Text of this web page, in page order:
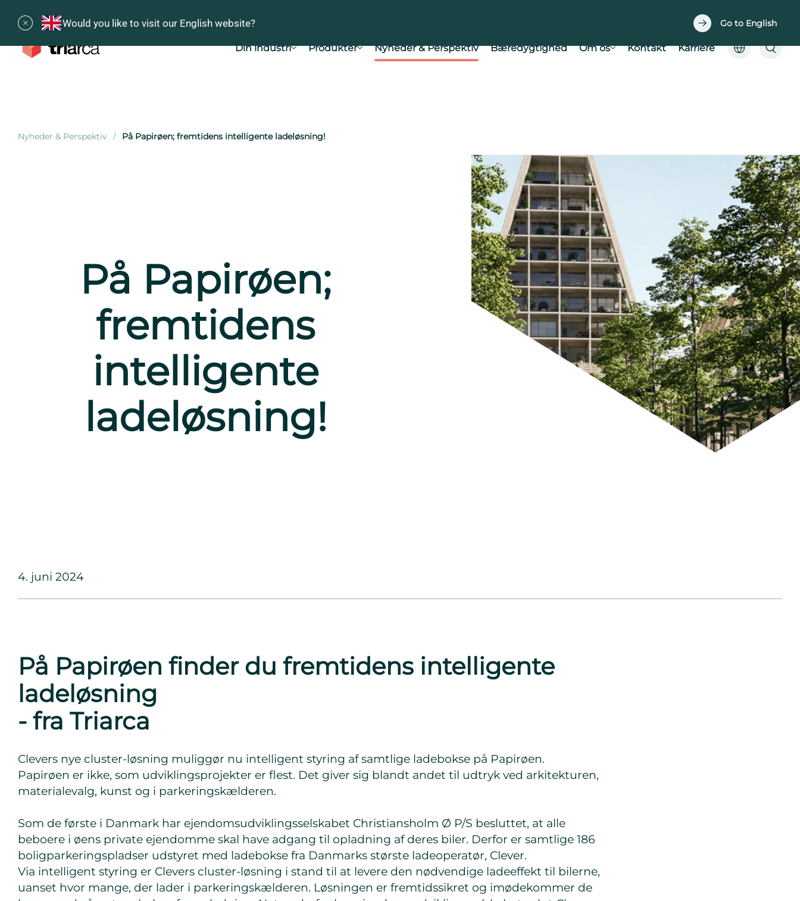
Din industri Produkter Nyheder & Perspektiv Bæredygtighed Om os Kontakt Karriere
Would you like to visit our English website? Go to English
Nyheder & Perspektiv På Papirøen; fremtidens intelligente ladeløsning!
På Papirøen;
fremtidens
intelligente
ladeløsning!
4. juni 2024
På Papirøen finder du fremtidens intelligente
ladeløsning
- fra Triarca
Clevers nye cluster-løsning muliggør nu intelligent styring af samtlige ladebokse på Papirøen.
Papirøen er ikke, som udviklingsprojekter er flest. Det giver sig blandt andet til udtryk ved arkitekturen,
materialevalg, kunst og i parkeringskælderen.
Som de første i Danmark har ejendomsudviklingsselskabet Christiansholm Ø P/S besluttet, at alle
beboere i øens private ejendomme skal have adgang til opladning af deres biler. Derfor er samtlige 186
boligparkeringspladser udstyret med ladebokse fra Danmarks største ladeoperatør, Clever.
Via intelligent styring er Clevers cluster-løsning i stand til at levere den nødvendige ladeeffekt til bilerne,
uanset hvor mange, der lader i parkeringskælderen. Løsningen er fremtidssikret og imødekommer de